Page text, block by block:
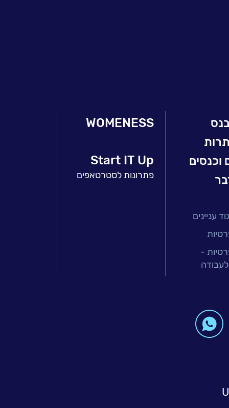
וכנסים
עניינים
-
WOMENESS
Start IT Up
פתרונות לסטרטאפים